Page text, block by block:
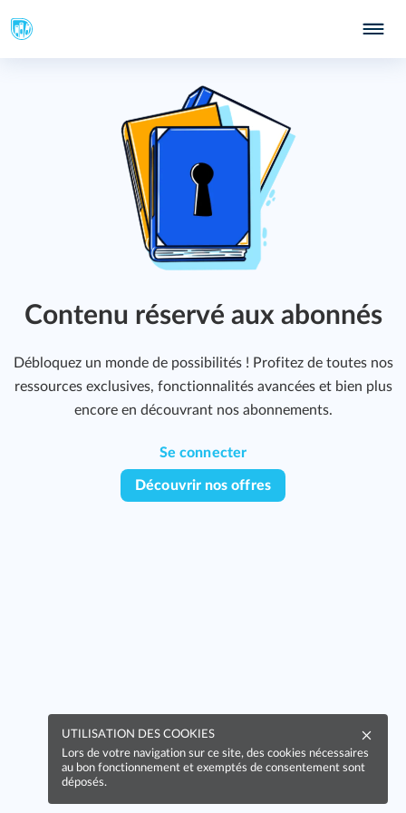
Contenu réservé aux abonnés
Débloquez un monde de possibilités ! Profitez de toutes nos
ressources exclusives, fonctionnalités avancées et bien plus
encore en découvrant nos abonnements.
Se connecter
Découvrir nos offres
UTILISATION DES COOKIES
Lors de votre navigation sur ce site, des cookies nécessaires
au bon fonctionnement et exemptés de consentement sont
déposés.